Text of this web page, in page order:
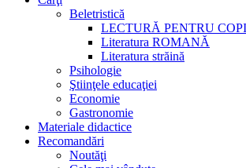
Beletristică
LECTURĂ PENTRU
Literatura ROMANĂ
Literatura străină
Psihologie
Ştiinţele educaţiei
Economie
Gastronomie
Materiale didactice
Recomandări
Noutăţi